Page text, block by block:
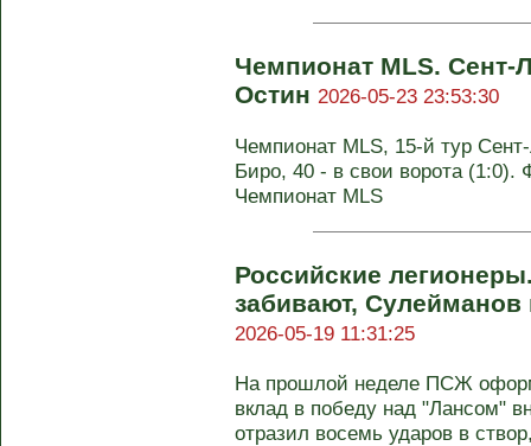
Чемпионат MLS. Сент-
Остин 2026-05-23 23:53:30
Чемпионат MLS, 15-й тур
Биро, 40 - в свои ворота
Чемпионат MLS
Российские
забивают, Сулейманов
2026-05-19 11:31:25
На прошлой неделе ПСЖ
вклад в победу над "Лансом"
отразил восемь ударов в